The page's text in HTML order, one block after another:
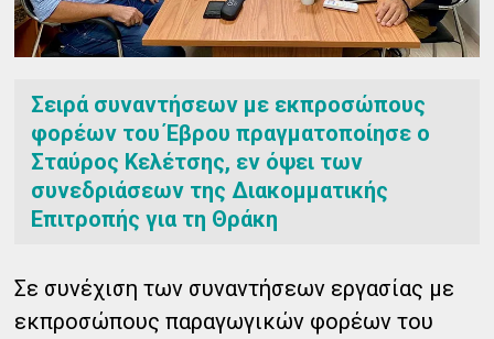
Σειρά συναντήσεων με εκπροσώπους
φορέων του Έβρου πραγματοποίησε ο
Σταύρος Κελέτσης, εν όψει των
συνεδριάσεων της Διακομματικής
Επιτροπής για τη Θράκη
Σε συνέχιση των συναντήσεων εργασίας με
εκπροσώπους παραγωγικών φορέων του